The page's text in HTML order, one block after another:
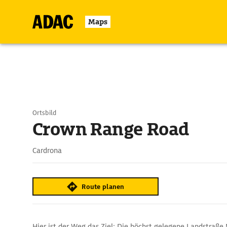
Maps
Ortsbild
Crown Range Road
Cardrona
Route planen